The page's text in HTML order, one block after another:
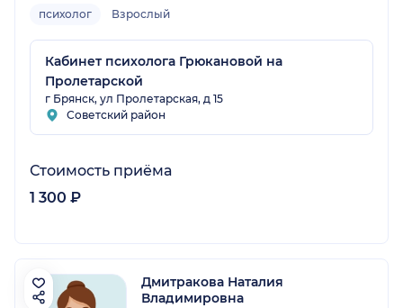
психолог Взрослый
Кабинет психолога Грюкановой на
Пролетарской
г Брянск, ул Пролетарская, д 15
Советский район
Стоимость приёма
1 300 ₽
Дмитракова Наталия
Владимировна